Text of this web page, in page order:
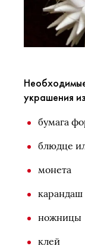
украшения
бумага
блюдце
монета
карандаш
ножницы
клей